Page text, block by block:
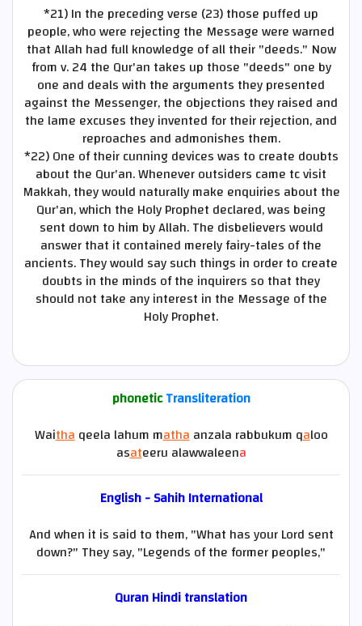
*21)In the preceding verse (23) those puffed up
people, who were rejecting the Message were warned
that Allah had full knowledge of all their "deeds." Now
from v. 24 the Qur'an takes up those "deeds" one by
one and deals with the arguments they presented
against the Messenger, the objections they raised and
the lame excuses they invented for their rejection, and
reproaches and admonishes them.
*22)One of their cunning devices was to create doubts
about the Qur'an. Whenever outsiders came tc visit
Makkah, they would naturally make enquiries about the
Qur'an, which the Holy Prophet declared, was being
sent down to him by Allah. The disbelievers would
answer that it contained merely fairy-tales of the
ancients. They would say such things in order to create
doubts in the minds of the inquirers so that they
should not take any interest in the Message of the
Holy Prophet.
phoneticTransliteration
Waithaqeela lahum mathaanzala rabbukum qaloo
asateeru alawwaleena
English - Sahih International
And when it is said to them, "What has your Lord sent
down?" They say, "Legends of the former peoples,"
QuranHinditranslation